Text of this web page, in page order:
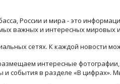
России и мира - это
важных и интересных мировых
сетях. К каждой новости
интересные
и события в разделе «В